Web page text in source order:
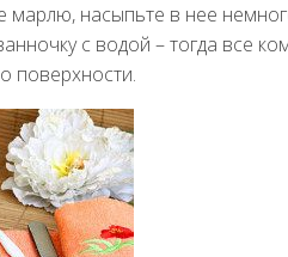
марлю, насыпьте в нее
с водой – тогда все
поверхности.